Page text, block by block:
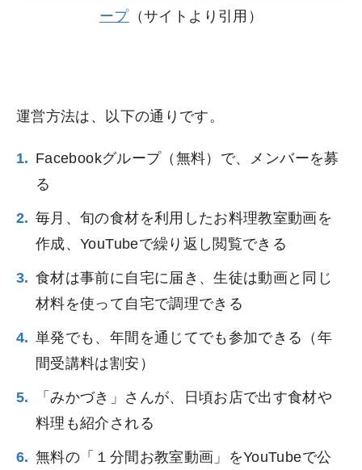
ープ（サイトより引用）
運営方法は、以下の通りです。
Facebookグループ（無料）で、メンバーを募
る
毎月、旬の食材を利用したお料理教室動画を
作成、YouTubeで繰り返し閲覧できる
食材は事前に自宅に届き、生徒は動画と同じ
材料を使って自宅で調理できる
単発でも、年間を通じてでも参加できる（年
間受講料は割安）
「みかづき」さんが、日頃お店で出す食材や
料理も紹介される
無料の「１分間お教室動画」をYouTubeで公